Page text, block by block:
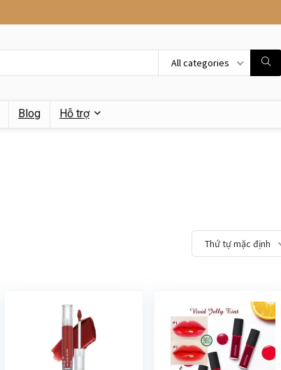
All categories
Blog Hỗ trợ
Thứ tự mặc định